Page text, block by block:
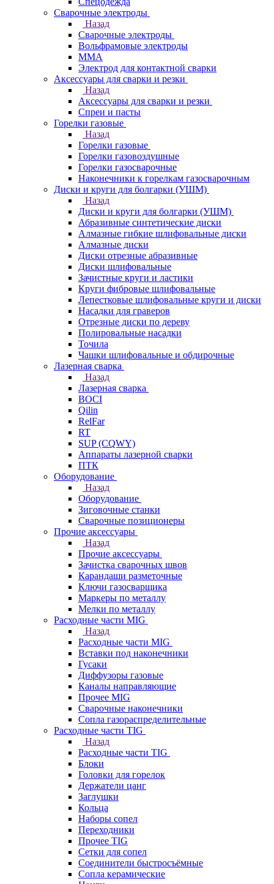
Сварочные электроды
Назад
Сварочные электроды
Вольфрамовые электроды
ММА
Электрод для контактной сварки
Аксессуары для сварки и резки
Назад
Аксессуары для сварки и резки
Спреи и пасты
Горелки газовые
Назад
Горелки газовые
Горелки газовоздушные
Горелки газосварочные
Наконечники к горелкам газосварочным
Диски и круги для болгарки (УШМ)
Назад
Диски и круги для болгарки (УШМ)
Абразивные синтетические диски
Алмазные гибкие шлифовальные диски
Алмазные диски
Диски отрезные абразивные
Диски шлифовальные
Зачистные круги и ластики
Круги фибровые шлифовальные
Лепестковые шлифовальные круги и диски
Насадки для граверов
Отрезные диски по дереву
Полировальные насадки
Точила
Чашки шлифовальные и обдирочные
Лазерная сварка
Назад
Лазерная сварка
BOCI
Qilin
RelFar
RT
SUP (CQWY)
Аппараты лазерной сварки
ПТК
Оборудование
Назад
Оборудование
Зиговочные станки
Сварочные позиционеры
Прочие аксессуары
Назад
Прочие аксессуары
Зачистка сварочных швов
Карандаши разметочные
Ключи газосварщика
Маркеры по металлу
Мелки по металлу
Расходные части MIG
Назад
Расходные части MIG
Вставки под наконечники
Гусаки
Диффузоры газовые
Каналы направляющие
Прочее MIG
Сварочные наконечники
Сопла газораспределительные
Расходные части TIG
Назад
Расходные части TIG
Блоки
Головки для горелок
Держатели цанг
Заглушки
Кольца
Наборы сопел
Переходники
Прочее TIG
Сетки для сопел
Соединители быстросъёмные
Сопла керамические